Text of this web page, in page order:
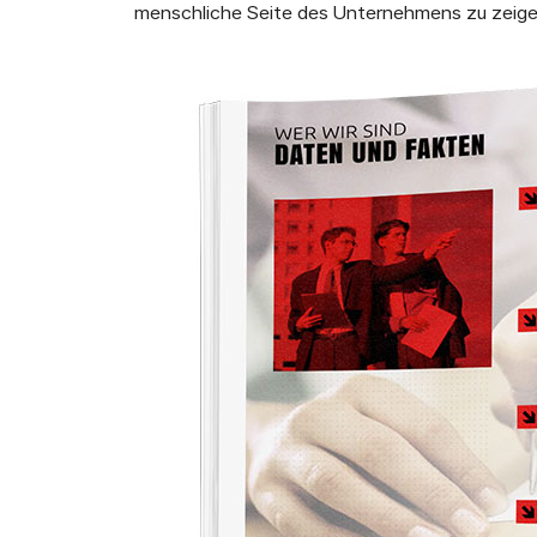
menschliche Seite des Unternehmens zu